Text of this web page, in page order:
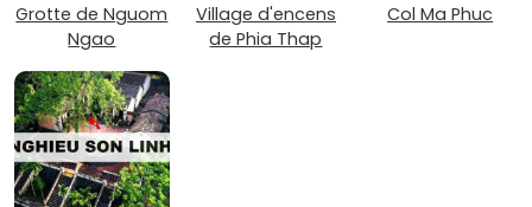
Grotte de Nguom
Ngao
Village d'encens
de Phia Thap
Col Ma Phuc